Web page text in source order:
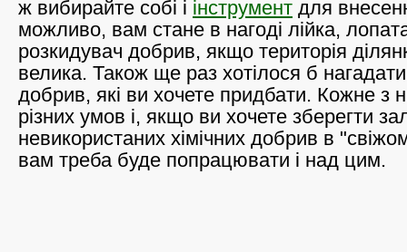
ж вибирайте собі і інструмент для
можливо, вам стане в нагоді лійка,
розкидувач добрив, якщо територія
велика. Також ще раз хотілося б нагадати
добрив, які ви хочете придбати. Кожне з
різних умов і, якщо ви хочете зберегти
невикористаних хімічних добрив в
вам треба буде попрацювати і над цим.